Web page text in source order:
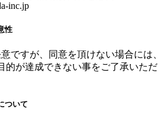
inc.jp
性
ですが、同意を頂けない場合には、
的が達成できない事をご了承いただ
ついて